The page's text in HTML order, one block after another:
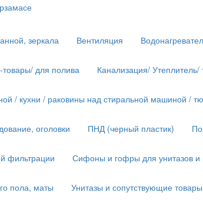
зеркала
Вентиляция
товары/ для полива Канализация/
/ кухни / раковины над стиральной машиной /
оголовки ПНД (черный пластик)
фильтрации Сифоны и гофры для унитазов и
пола, маты Унитазы и сопутствующие товары